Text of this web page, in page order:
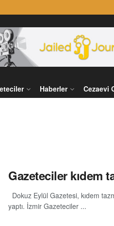
Haberler Cezaevi
Gazeteciler kıdem
Dokuz Eylül Gazetesi, kıdem
yaptı. İzmir Gazeteciler ...